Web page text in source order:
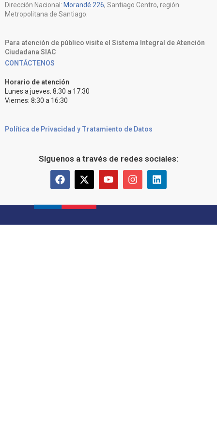
Dirección Nacional: Morandé 226, Santiago Centro, región
Metropolitana de Santiago.
Para atención de público visite el Sistema Integral de Atención
Ciudadana SIAC
CONTÁCTENOS
Horario de atención
Lunes a jueves: 8:30 a 17:30
Viernes: 8:30 a 16:30
Política de Privacidad y Tratamiento de Datos
Síguenos a través de redes sociales: